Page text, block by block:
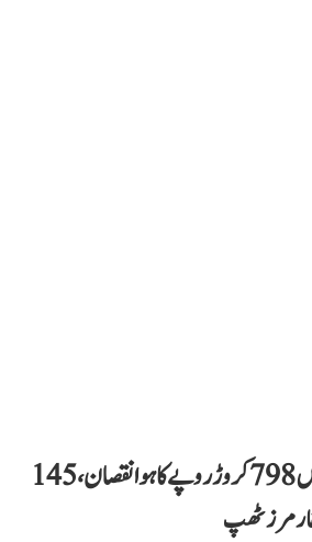
ہماچل پردیش: مانسون میں 798 کروڑ روپے کا ہوا نقصان، 145